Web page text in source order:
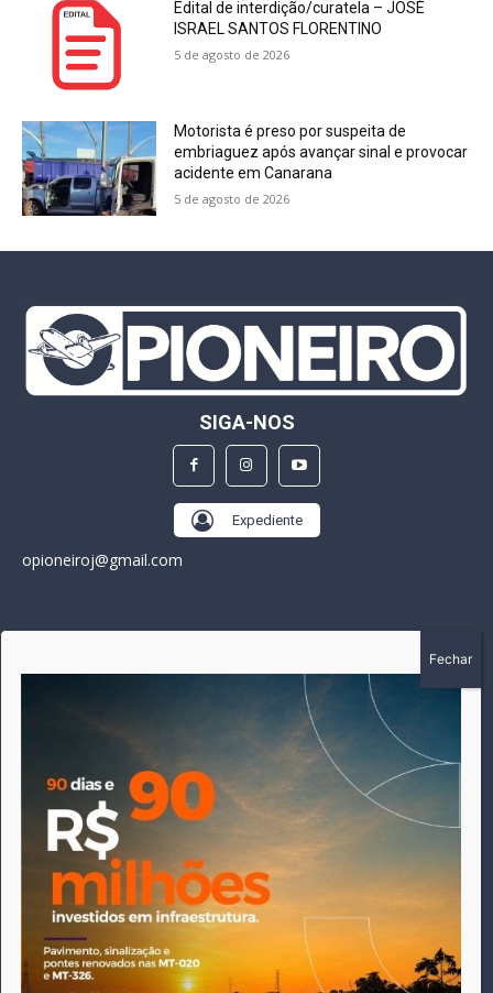
Edital de interdição/curatela – JOSÉ
ISRAEL SANTOS FLORENTINO
5 de agosto de 2026
Motorista é preso por suspeita de
embriaguez após avançar sinal e provocar
acidente em Canarana
5 de agosto de 2026
SIGA-NOS
Expediente
opioneiroj@gmail.com
A história do Pioneiro inicia em fevereiro de 2005 em
Canarana - MT, na época, como um jornal impresso semanal,
que chegou a possuir mil assinantes. Durante 15 anos, foram
publicadas 691 edições que narraram os acontecimentos
políticos, policiais e cotidianos de Canarana e região. Fiel a sua
origem, pautado sempre pela busca incessante da
imparcialidade, faz jus a sua logo, com o característico "avião
da praça" de Canarana, sendo o símbolo do
comprometimento deste veículo de comunicação com o
relato dos fatos neste município. Em 06 de dezembro de 2019
circulou a última edição impressa do jornal, que desde então
tem veiculação exclusivamente online.